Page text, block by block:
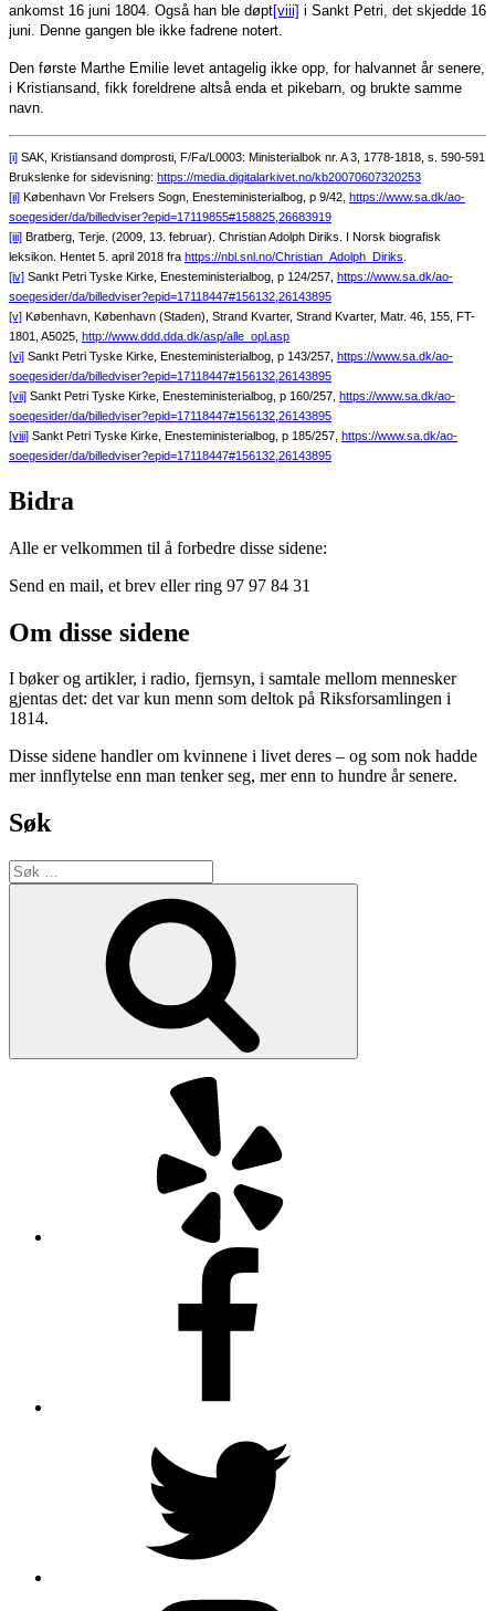
ankomst 16 juni 1804. Også han ble døpt[viii] i Sankt Petri, det skjedde 16
juni. Denne gangen ble ikke fadrene notert.
Den første Marthe Emilie levet antagelig ikke opp, for halvannet år senere,
i Kristiansand, fikk foreldrene altså enda et pikebarn, og brukte samme
navn.
[i] SAK, Kristiansand domprosti, F/Fa/L0003: Ministerialbok nr. A 3, 1778-1818, s. 590-591
Brukslenke for sidevisning: https://media.digitalarkivet.no/kb20070607320253
[ii] København Vor Frelsers Sogn, Enesteministerialbog, p 9/42, https://www.sa.dk/ao-
soegesider/da/billedviser?epid=17119855#158825,26683919
[iii] Bratberg, Terje. (2009, 13. februar). Christian Adolph Diriks. I Norsk biografisk
leksikon. Hentet 5. april 2018 fra https://nbl.snl.no/Christian_Adolph_Diriks
[iv] Sankt Petri Tyske Kirke, Enesteministerialbog, p 124/257, https://www.sa.dk/ao-
soegesider/da/billedviser?epid=17118447#156132,26143895
[v] København, København (Staden), Strand Kvarter, Strand Kvarter, Matr. 46, 155, FT-
1801, A5025, http://www.ddd.dda.dk/asp/alle_opl.asp
[vi] Sankt Petri Tyske Kirke, Enesteministerialbog, p 143/257, https://www.sa.dk/ao-
soegesider/da/billedviser?epid=17118447#156132,26143895
[vii] Sankt Petri Tyske Kirke, Enesteministerialbog, p 160/257, https://www.sa.dk/ao-
soegesider/da/billedviser?epid=17118447#156132,26143895
[viii] Sankt Petri Tyske Kirke, Enesteministerialbog, p 185/257, https://www.sa.dk/ao-
soegesider/da/billedviser?epid=17118447#156132,26143895
Bidra
Alle er velkommen til å forbedre disse sidene:
Send en mail, et brev eller ring 97 97 84 31
Om disse sidene
I bøker og artikler, i radio, fjernsyn, i samtale mellom mennesker
gjentas det: det var kun menn som deltok på Riksforsamlingen i
1814.
Disse sidene handler om kvinnene i livet deres – og som nok hadde
mer innflytelse enn man tenker seg, mer enn to hundre år senere.
Søk
Søk
etter: